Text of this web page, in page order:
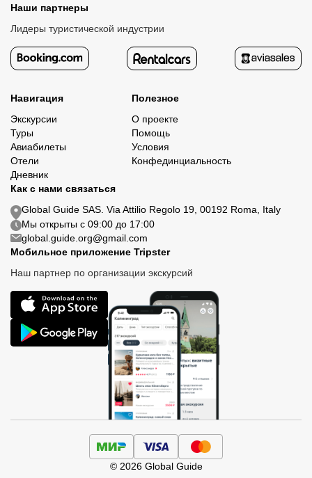
Наши партнеры
Лидеры туристической индустрии
Навигация
Экскурсии
Туры
Авиабилеты
Отели
Дневник
Полезное
О проекте
Помощь
Условия
Конфединциальность
Как с нами связаться
Global Guide SAS. Via Attilio Regolo 19, 00192 Roma, Italy
Мы открыты с 09:00 до 17:00
global.guide.org@gmail.com
Мобильное приложение Tripster
Наш партнер по организации экскурсий
© 2026 Global Guide